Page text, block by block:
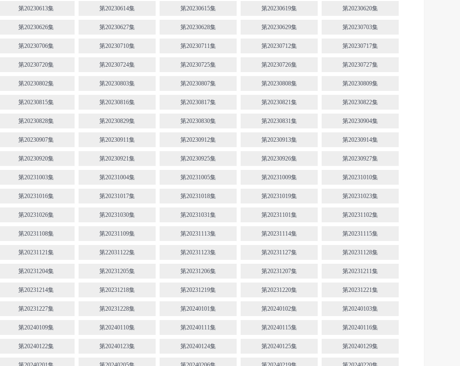
第20230613集 第20230614集 第20230615集 第20230619集 第20230620集
第20230626集 第20230627集 第20230628集 第20230629集 第20230703集
第20230706集 第20230710集 第20230711集 第20230712集 第20230717集
第20230720集 第20230724集 第20230725集 第20230726集 第20230727集
第20230802集 第20230803集 第20230807集 第20230808集 第20230809集
第20230815集 第20230816集 第20230817集 第20230821集 第20230822集
第20230828集 第20230829集 第20230830集 第20230831集 第20230904集
第20230907集 第20230911集 第20230912集 第20230913集 第20230914集
第20230920集 第20230921集 第20230925集 第20230926集 第20230927集
第20231003集 第20231004集 第20231005集 第20231009集 第20231010集
第20231016集 第20231017集 第20231018集 第20231019集 第20231023集
第20231026集 第20231030集 第20231031集 第20231101集 第20231102集
第20231108集 第20231109集 第20231113集 第20231114集 第20231115集
第20231121集 第22031122集 第20231123集 第20231127集 第20231128集
第20231204集 第20231205集 第20231206集 第20231207集 第20231211集
第20231214集 第20231218集 第20231219集 第20231220集 第20231221集
第20231227集 第20231228集 第20240101集 第20240102集 第20240103集
第20240109集 第20240110集 第20240111集 第20240115集 第20240116集
第20240122集 第20240123集 第20240124集 第20240125集 第20240129集